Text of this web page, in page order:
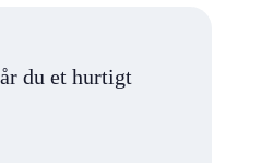
du et hurtigt